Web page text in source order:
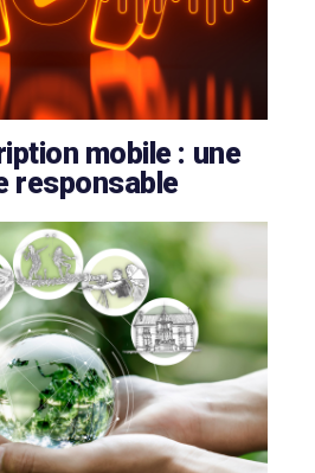
mobile : une
responsable